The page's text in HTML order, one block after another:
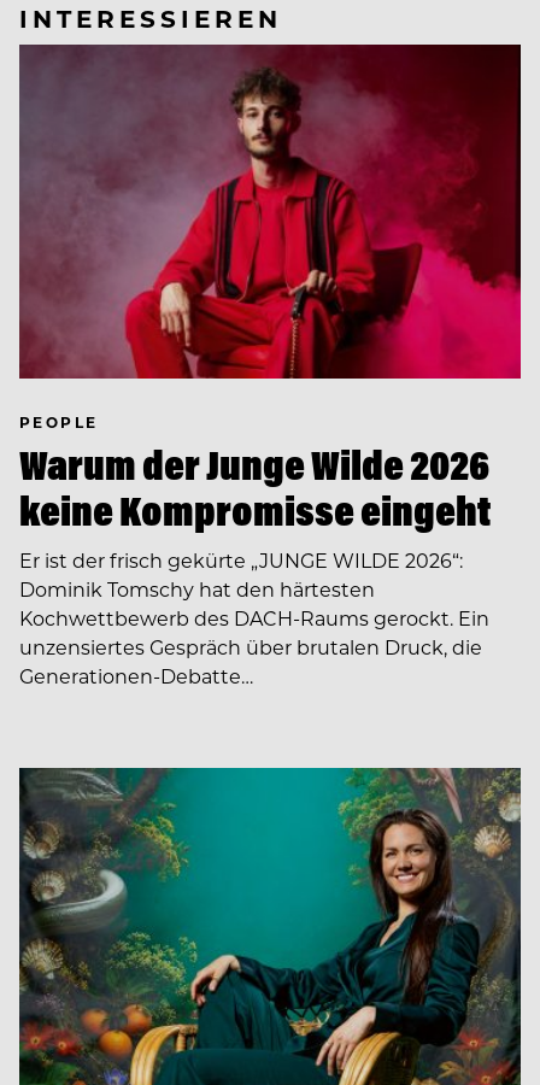
INTERESSIEREN
PEOPLE
Warum der Junge Wilde 2026
keine Kompromisse eingeht
Er ist der frisch gekürte „JUNGE WILDE 2026“:
Dominik Tomschy hat den härtesten
Kochwettbewerb des DACH-Raums gerockt. Ein
unzensiertes Gespräch über brutalen Druck, die
Generationen-Debatte…